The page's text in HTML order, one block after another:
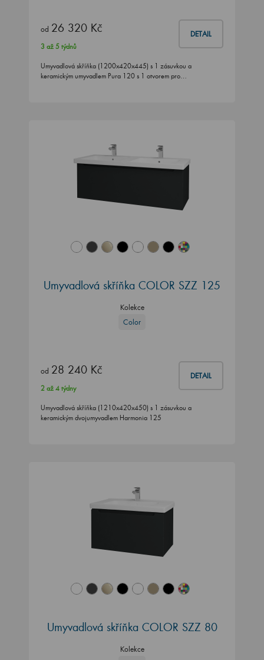
od 26 320 Kč DETAIL
3 až 5 týdnů
Umyvadlová skříňka (1200x420x445) s 1 zásuvkou a
keramickým umyvadlem Pura 120 s 1 otvorem pro…
Umyvadlová skříňka COLOR SZZ 125
Kolekce
Color
od 28 240 Kč DETAIL
2 až 4 týdny
Umyvadlová skříňka (1210x420x450) s 1 zásuvkou a
keramickým dvojumyvadlem Harmonia 125
Umyvadlová skříňka COLOR SZZ 80
Kolekce